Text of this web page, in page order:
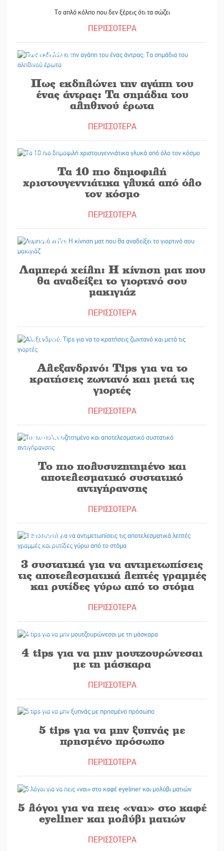
Το απλό κόλπο που δεν ξέρεις ότι τα σώζει
ΠΕΡΙΣΣΟΤΕΡΑ
27/12/2024
Πως εκδηλώνει την αγάπη του
ένας άντρας: Τα σημάδια του
αληθινού έρωτα
ΠΕΡΙΣΣΟΤΕΡΑ
Τα 10 πιο δημοφιλή
χριστουγεννιάτικα γλυκά από όλο
τον κόσμο
ΠΕΡΙΣΣΟΤΕΡΑ
21/12/2024
Λαμπερά χείλη: Η κίνηση ματ που
θα αναδείξει το γιορτινό σου
μακιγιάζ
ΠΕΡΙΣΣΟΤΕΡΑ
18/12/2024
Αλεξανδρινό: Tips για να το
κρατήσεις ζωντανό και μετά τις
γιορτές
ΠΕΡΙΣΣΟΤΕΡΑ
17/12/2024
Το πιο πολυσυζητημένο και
αποτελεσματικό συστατικό
αντιγήρανσης
ΠΕΡΙΣΣΟΤΕΡΑ
16/12/2024
3 συστατικά για να αντιμετωπίσεις
τις αποτελεσματικά λεπτές γραμμές
και ρυτίδες γύρω από το στόμα
ΠΕΡΙΣΣΟΤΕΡΑ
4 tips για να μην μουτζουρώνεσαι
με τη μάσκαρα
ΠΕΡΙΣΣΟΤΕΡΑ
5 tips για να μην ξυπνάς με
πρησμένο πρόσωπο
ΠΕΡΙΣΣΟΤΕΡΑ
5 λόγοι για να πεις «ναι» στο καφέ
eyeliner και μολύβι ματιών
ΠΕΡΙΣΣΟΤΕΡΑ